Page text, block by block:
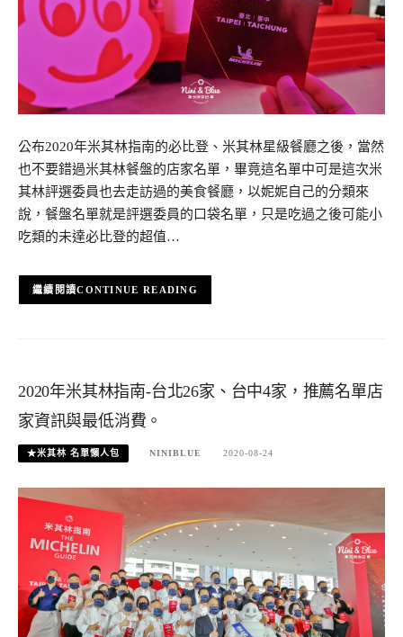
公布2020年米其林指南的必比登、米其林星級餐廳之後，當然
也不要錯過米其林餐盤的店家名單，畢竟這名單中可是這次米
其林評選委員也去走訪過的美食餐廳，以妮妮自己的分類來
說，餐盤名單就是評選委員的口袋名單，只是吃過之後可能小
吃類的未達必比登的超值…
CONTINUE READING
2020年米其林指南-台北26家、台中4家，推薦名單店
家資訊與最低消費。
★米其林 名單懶人包 NINIBLUE 2020-08-24